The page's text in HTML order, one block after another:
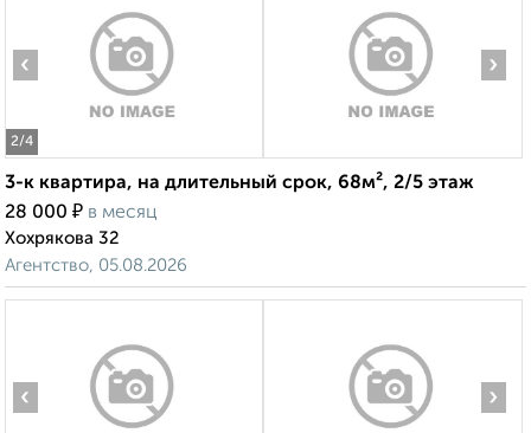
2/4
‹ ›
3-к квартира, на длительный срок, 68м², 2/5 этаж
28 000 ₽ в месяц
Хохрякова 32
Агентство, 05.08.2026
‹ ›